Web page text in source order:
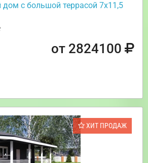
с большой террасой 7х11,5
от 2824100
ХИТ ПРОДАЖ